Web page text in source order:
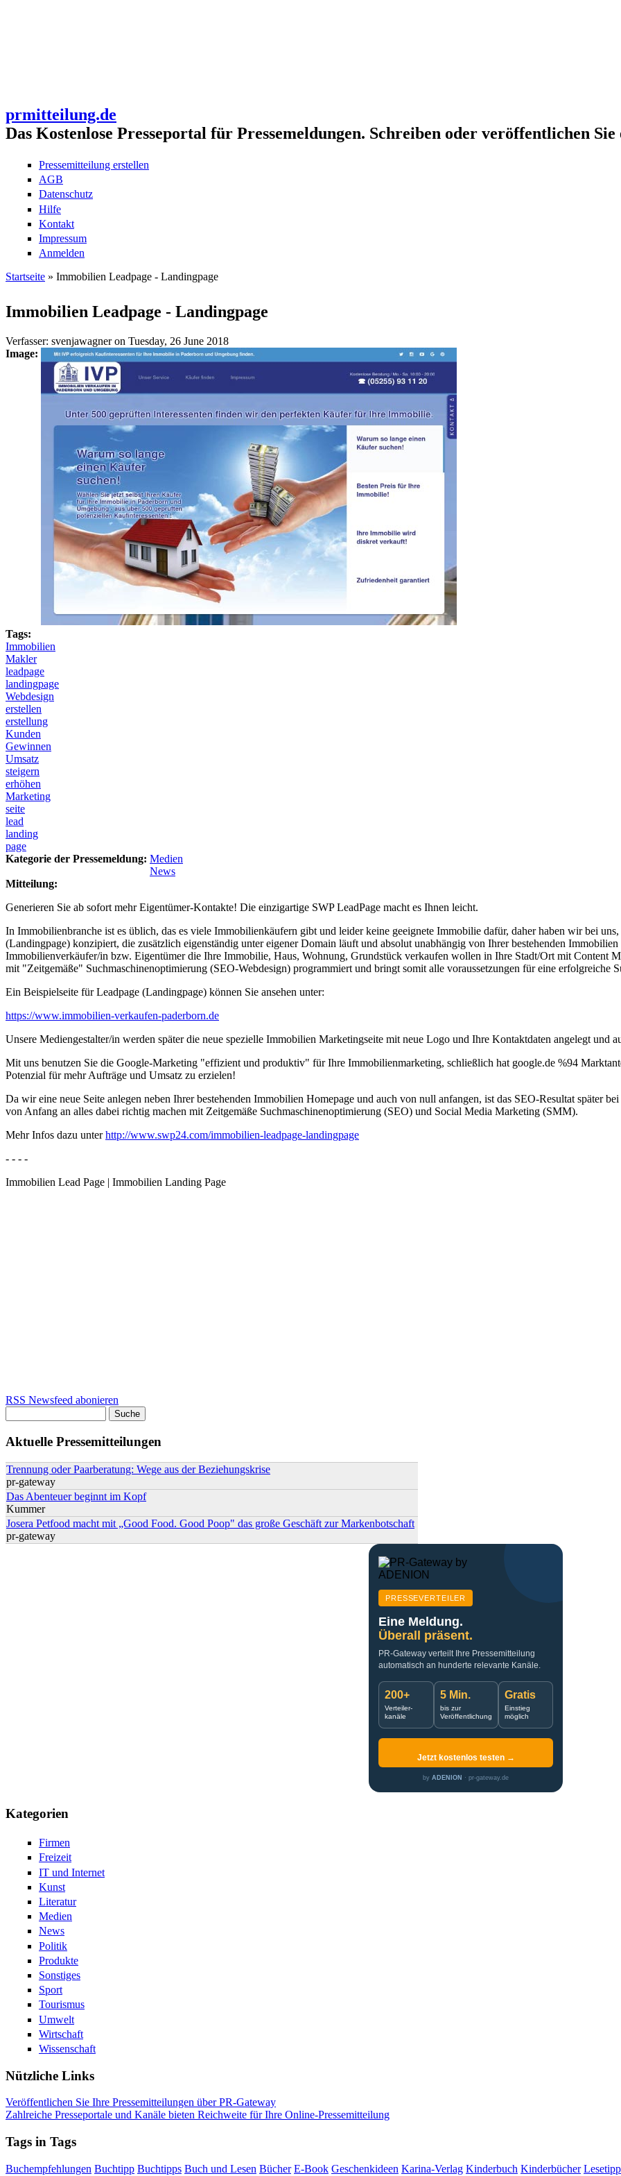
prmitteilung.de
Das Kostenlose Presseportal für Pressemeldungen. Schreiben oder veröffentlichen
Pressemitteilung erstellen
AGB
Datenschutz
Hilfe
Kontakt
Impressum
Anmelden
Startseite » Immobilien Leadpage - Landingpage
Immobilien Leadpage - Landingpage
Verfasser: svenjawagneron Tuesday, 26 June 2018
Image:
Tags:
Immobilien
Makler
leadpage
landingpage
Webdesign
erstellen
erstellung
Kunden
Gewinnen
Umsatz
steigern
erhöhen
Marketing
seite
lead
landing
page
Kategorie der Pressemeldung: Medien
News
Mitteilung:
Generieren Sie ab sofort mehr Eigentümer-Kontakte! Die einzigartige SWP LeadPage macht es Ihnen leicht.
In Immobilienbranche ist es üblich, das es viele Immobilienkäufern gibt und leider keine geeignete Immobilie dafür, daher haben wir bei
(Landingpage) konzipiert, die zusätzlich eigenständig unter eigener Domain läuft und absolut unabhängig von Ihrer bestehenden
Immobilienverkäufer/in bzw. Eigentümer die Ihre Immobilie, Haus, Wohnung, Grundstück verkaufen wollen in Ihre Stadt/Ort mit Content
mit "Zeitgemäße" Suchmaschinenoptimierung (SEO-Webdesign) programmiert und bringt somit alle voraussetzungen für eine erfolgreiche
Ein Beispielseite für Leadpage (Landingpage) können Sie ansehen unter:
https://www.immobilien-verkaufen-paderborn.de
Unsere Mediengestalter/in werden später die neue spezielle Immobilien Marketingseite mit neue Logo und Ihre Kontaktdaten angelegt und
Mit uns benutzen Sie die Google-Marketing "effizient und produktiv" für Ihre Immobilienmarketing, schließlich hat google.de %94
Potenzial für mehr Aufträge und Umsatz zu erzielen!
Da wir eine neue Seite anlegen neben Ihrer bestehenden Immobilien Homepage und auch von null anfangen, ist das SEO-Resultat später
von Anfang an alles dabei richtig machen mit Zeitgemäße Suchmaschinenoptimierung (SEO) und Social Media Marketing (SMM).
Mehr Infos dazu unterhttp://www.swp24.com/immobilien-leadpage-landingpage
- - - -
Immobilien Lead Page | Immobilien Landing Page
RSS Newsfeed abonieren
Aktuelle Pressemitteilungen
Trennung oder Paarberatung: Wege aus der Beziehungskrise
pr-gateway
Das Abenteuer beginnt im Kopf
Kummer
Josera Petfood macht mit „Good Food. Good Poop" das große Geschäft zur Markenbotschaft
pr-gateway
PRESSEVERTEILER
Eine Meldung.
Überall präsent.
PR-Gateway verteilt Ihre Pressemitteilung
automatisch an hunderte relevante Kanäle.
200+
Verteiler-
kanäle
5 Min.
bis zur
Veröffentlichung
Gratis
Einstieg
möglich
Jetzt kostenlos testen →
by ADENION · pr-gateway.de
Kategorien
Firmen
Freizeit
IT und Internet
Kunst
Literatur
Medien
News
Politik
Produkte
Sonstiges
Sport
Tourismus
Umwelt
Wirtschaft
Wissenschaft
Nützliche Links
Veröffentlichen Sie Ihre Pressemitteilungen über PR-Gateway
Zahlreiche Presseportale und Kanäle bieten Reichweite für Ihre Online-Pressemitteilung
Tags in Tags
Buchempfehlungen Buchtipp Buchtipps Buch und Lesen Bücher E-Book Geschenkideen Karina-Verlag Kinderbuch Kinderbücher